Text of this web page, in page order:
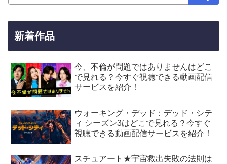
新着作品
今、不倫が問題ではありませんはどこ
で見れる？今すぐ視聴できる動画配信
サービスを紹介！
ウォーキング・デッド：デッド・シテ
ィ シーズン3はどこで見れる？今すぐ
視聴できる動画配信サービスを紹介！
スチュアート★宇宙救出失敗の法則は